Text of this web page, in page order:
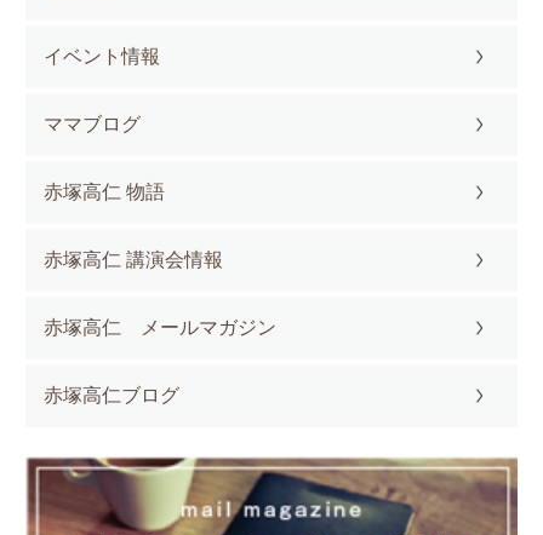
イベント情報
ママブログ
赤塚高仁 物語
赤塚高仁 講演会情報
赤塚高仁 メールマガジン
赤塚高仁ブログ